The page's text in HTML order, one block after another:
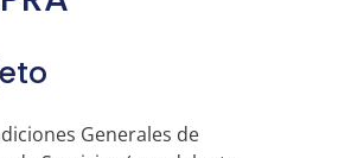
Generales de